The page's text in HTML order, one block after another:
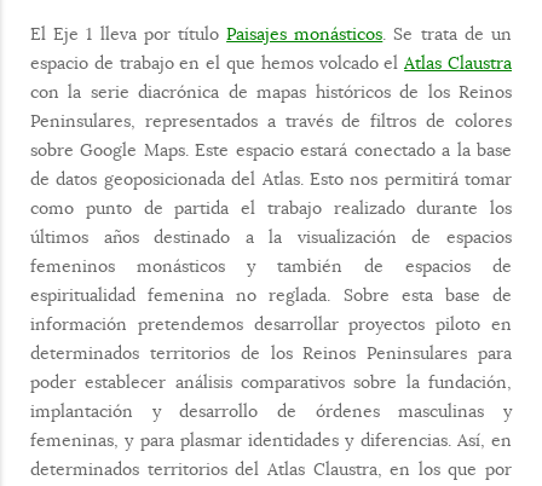
El Eje 1 lleva por títuloPaisajes monásticos. Se trata de un
espacio de trabajo en el que hemos volcado elAtlas Claustra
con la serie diacrónica de mapas históricos de los Reinos
Peninsulares, representados a través de filtros de colores
sobre Google Maps. Este espacio estará conectado a la base
de datos geoposicionada del Atlas. Esto nos permitirá tomar
como punto de partida el trabajo realizado durante los
últimos años destinado a la visualización de espacios
femeninos monásticos y también de espacios de
espiritualidad femenina no reglada. Sobre esta base de
información pretendemos desarrollar proyectos piloto en
determinados territorios de los Reinos Peninsulares para
poder establecer análisis comparativos sobre la fundación,
implantación y desarrollo de órdenes masculinas y
femeninas, y para plasmar identidades y diferencias. Así, en
determinados territorios del Atlas Claustra, en los que por